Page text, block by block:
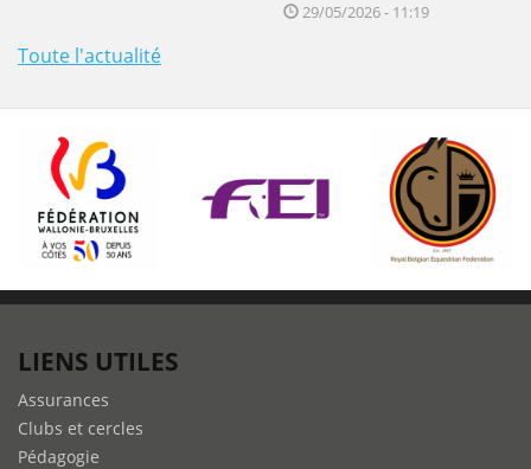
29/05/2026 - 11:19
Toute l'actualité
LIENS UTILES
Assurances
Clubs et cercles
Pédagogie